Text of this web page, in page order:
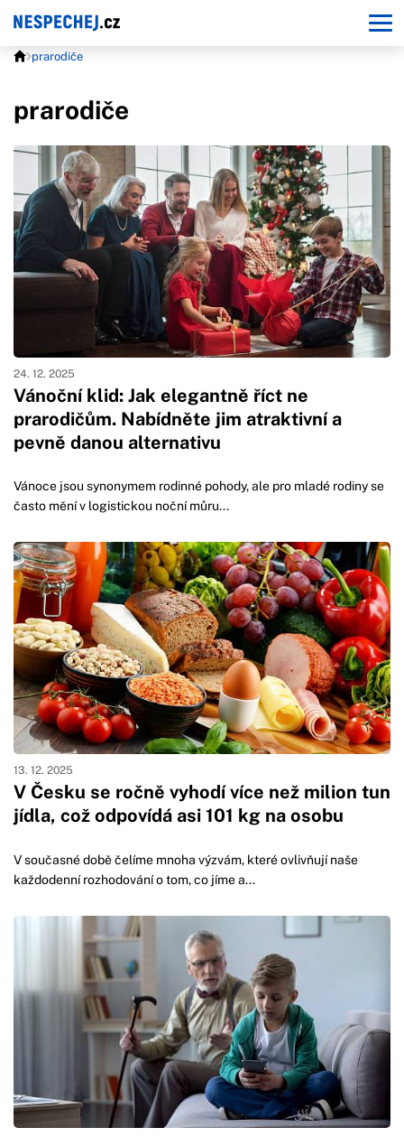
prarodiče
prarodiče
Vánoční klid: Jak elegantně říct ne
prarodičům. Nabídněte jim atraktivní a
pevně danou alternativu
24. 12. 2025
Vánoce jsou synonymem rodinné pohody, ale pro mladé rodiny se
často mění v logistickou noční můru...
V Česku se ročně vyhodí více než milion tun
jídla, což odpovídá asi 101 kg na osobu
13. 12. 2025
V současné době čelíme mnoha výzvám, které ovlivňují naše
každodenní rozhodování o tom, co jíme a...